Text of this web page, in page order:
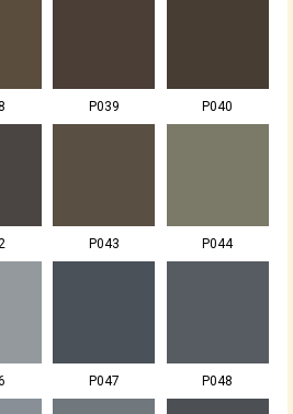
P039 P040
P043 P044
P047 P048